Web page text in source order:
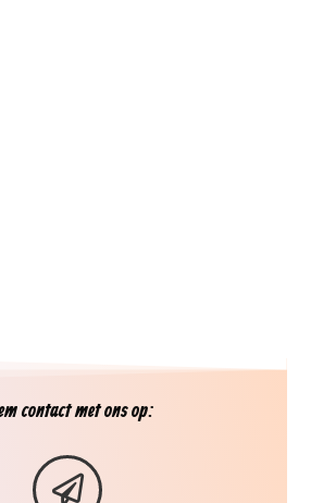
contact met ons op: